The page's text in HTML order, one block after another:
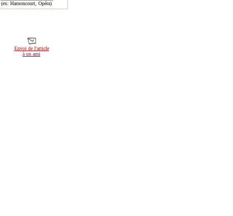
(ex: Harnoncourt, Opéra)
Envoi de l'article
à un ami